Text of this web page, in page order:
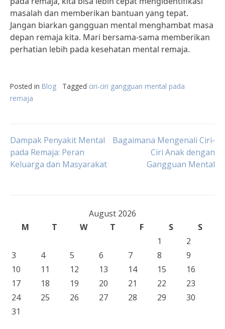
masalah dan memberikan bantuan yang tepat.
Jangan biarkan gangguan mental menghambat masa
depan remaja kita. Mari bersama-sama memberikan
perhatian lebih pada kesehatan mental remaja.
Posted in Blog Tagged ciri-ciri gangguan mental pada
remaja
Post
navigation
Dampak Penyakit Mental
pada Remaja: Peran
Keluarga dan Masyarakat
Bagaimana Mengenali Ciri-
Ciri Anak dengan
Gangguan Mental
August 2026
M
T W T F S
S
1
2
3
4 5 6 7 8
9
10
11 12 13 14 15
16
17
18 19 20 21 22
23
24
25 26 27 28 29
30
31